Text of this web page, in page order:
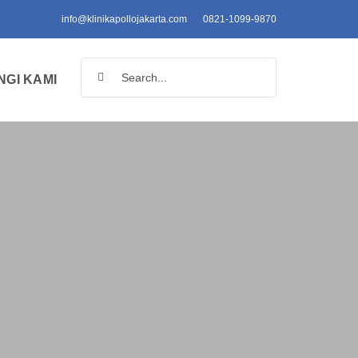
info@klinikapollojakarta.com 0821-1099-9870
KAMI